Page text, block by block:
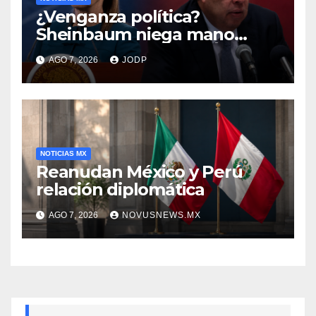
¿Venganza política?
Sheinbaum niega mano
negra en captura de Ángel
Aguirre
AGO 7, 2026 JODP
NOTICIAS MX
Reanudan México y Perú
relación diplomática
AGO 7, 2026 NOVUSNEWS.MX